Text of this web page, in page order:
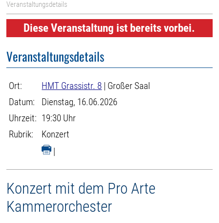
Veranstaltungsdetails
Diese Veranstaltung ist bereits vorbei.
Veranstaltungsdetails
Ort: HMT Grassistr. 8 | Großer Saal
Datum:
Dienstag, 16.06.2026
Uhrzeit: 19:30 Uhr
Rubrik:
Konzert
|
Konzert mit dem Pro Arte
Kammerorchester